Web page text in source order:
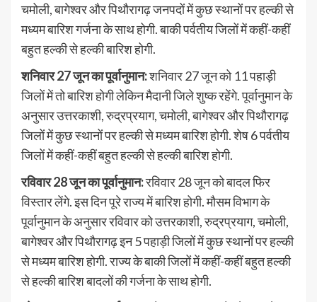
चमोली, बागेश्वर और पिथौरागढ़ जनपदों में कुछ स्थानों पर हल्की से
मध्यम बारिश गर्जना के साथ होगी. बाकी पर्वतीय जिलों में कहीं-कहीं
बहुत हल्की से हल्की बारिश होगी.
शनिवार 27 जून का पूर्वानुमान:शनिवार 27 जून को 11 पहाड़ी
जिलों में तो बारिश होगी लेकिन मैदानी जिले शुष्क रहेंगे. पूर्वानुमान के
अनुसार उत्तरकाशी, रुद्रप्रयाग, चमोली, बागेश्वर और पिथौरागढ़
जिलों में कुछ स्थानों पर हल्की से मध्यम बारिश होगी. शेष 6 पर्वतीय
जिलों में कहीं-कहीं बहुत हल्की से हल्की बारिश होगी.
रविवार 28 जून का पूर्वानुमान:रविवार 28 जून को बादल फिर
विस्तार लेंगे. इस दिन पूरे राज्य में बारिश होगी. मौसम विभाग के
पूर्वानुमान के अनुसार रविवार को उत्तरकाशी, रुद्रप्रयाग, चमोली,
बागेश्वर और पिथौरागढ़ इन 5 पहाड़ी जिलों में कुछ स्थानों पर हल्की
से मध्यम बारिश होगी. राज्य के बाकी जिलों में कहीं-कहीं बहुत हल्की
से हल्की बारिश बादलों की गर्जना के साथ होगी.